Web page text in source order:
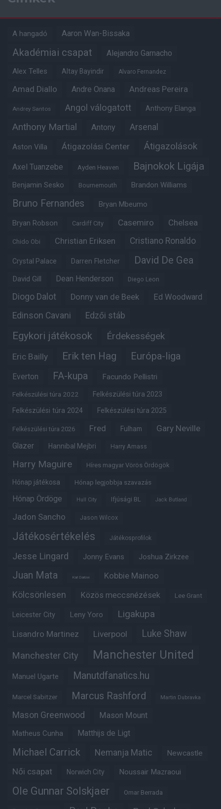
A hangadó Aaron Wan-Bissaka
Akadémiai csapat Alejandro Garnacho
Alex Telles Altay Bayindir Alvaro Fernandez
Amad Diallo Andre Onana Andreas Pereira
Andrey Santos Angol válogatott Anthony Elanga
Anthony Martial Antony Arsenal
Aston Villa Átigazolási Center Átigazolások
Axel Tuanzebe Ayden Heaven Bajnokok Ligája
Benjamin Sesko Bournemouth Brandon Williams
Bruno Fernandes Bryan Mbeumo
Bryan Robson Cardiff City Casemiro Chelsea
Chido Obi Christian Eriksen Cristiano Ronaldo
Crystal Palace Darren Fletcher David De Gea
David Gill Dean Henderson Diego Leon
Diogo Dalot Donny van de Beek Ed Woodward
Edinson Cavani Edzői stáb
Egykori játékosok Érdekességek
Eric Bailly Erik ten Hag Európa-liga
Everton FA-kupa Facundo Pellistri
Felkészülési túra 2022 Felkészülési túra 2023
Felkészülési túra 2024 Felkészülési túra 2025
Felkészülési túra 2026 Fred Fulham Gary Neville
Glazer Hannibal Mejbri Harry Amass
Harry Maguire Híres magyar Vörös Ördögök
Hónap játékosa Hónap legjobbja szavazás
Hónap Ördöge Hull City Ifjúsági BL Jack Butland
Jadon Sancho Jason Wilcox
Játékosértékelés Játékosprofilok
Jesse Lingard Jonny Evans Joshua Zirkzee
Juan Mata Karl Darlow Kobbie Mainoo
Kölcsönlesen Közös meccsnézések Lee Grant
Leicester City Leny Yoro Ligakupa
Lisandro Martinez Liverpool Luke Shaw
Manchester City Manchester United
Manuel Ugarte Manutdfanatics.hu
Marcel Sabitzer Marcus Rashford Martin Dubravka
Mason Greenwood Mason Mount
Matheus Cunha Matthijs de Ligt
Michael Carrick Nemanja Matic Newcastle
Női csapat Norwich City Noussair Mazraoui
Ole Gunnar Solskjaer Omar Berrada